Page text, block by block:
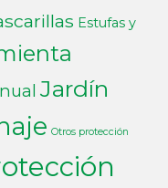
Estufas y
Jardín
Otros protección